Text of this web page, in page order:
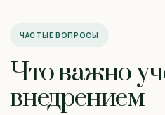
ЧАСТЫЕ ВОПРОСЫ
Что важно
внедрением